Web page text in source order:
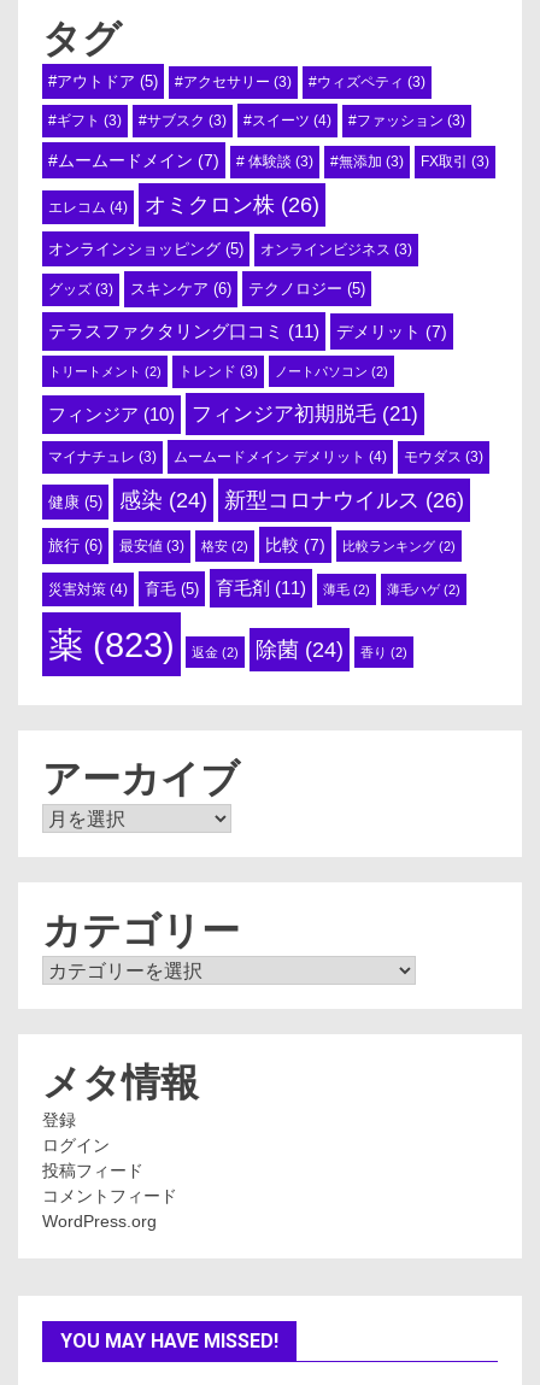
タグ
#アウトドア (5) #アクセサリー (3) #ウィズペティ (3)
#ギフト (3) #サブスク (3) #スイーツ (4) #ファッション (3)
#ムームードメイン (7) # 体験談 (3) #無添加 (3) FX取引 (3)
エレコム (4) オミクロン株 (26)
オンラインショッピング (5) オンラインビジネス (3)
グッズ (3) スキンケア (6) テクノロジー (5)
テラスファクタリング口コミ (11) デメリット (7)
トリートメント (2) トレンド (3) ノートパソコン (2)
フィンジア (10) フィンジア初期脱毛 (21)
マイナチュレ (3) ムームードメイン デメリット (4) モウダス (3)
健康 (5) 感染 (24) 新型コロナウイルス (26)
旅行 (6) 最安値 (3) 格安 (2) 比較 (7) 比較ランキング (2)
災害対策 (4) 育毛 (5) 育毛剤 (11) 薄毛 (2) 薄毛ハゲ(2)
薬 (823) 返金 (2) 除菌 (24) 香り (2)
アーカイブ
ア
カテゴリー
カ
メタ情報
登録
ログイン
投稿フィード
コメントフィード
WordPress.org
YOU MAY HAVE MISSED!